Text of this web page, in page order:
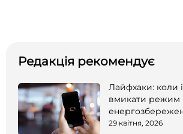
Редакція рекомендує
Лайфхаки: коли
вмикати режим
смартфоні
29 квітня, 2026